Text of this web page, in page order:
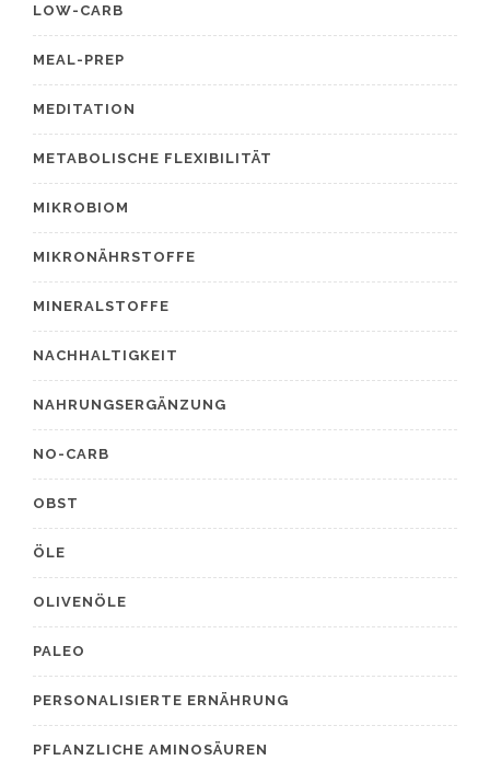
LOW-CARB
MEAL-PREP
MEDITATION
METABOLISCHE FLEXIBILITÄT
MIKROBIOM
MIKRONÄHRSTOFFE
MINERALSTOFFE
NACHHALTIGKEIT
NAHRUNGSERGÄNZUNG
NO-CARB
OBST
ÖLE
OLIVENÖLE
PALEO
PERSONALISIERTE ERNÄHRUNG
PFLANZLICHE AMINOSÄUREN